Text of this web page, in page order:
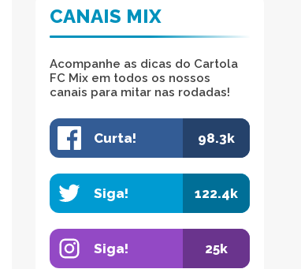
CANAIS MIX
Acompanhe as dicas do Cartola
FC Mix em todos os nossos
canais para mitar nas rodadas!
Curta! 98.3k
Siga! 122.4k
Siga! 25k